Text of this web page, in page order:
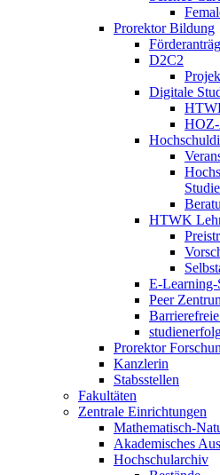
Prorektor Bildung
D2C2
Digitale
HTWK
E-Learning-
Peer
Prorektor
Kanzlerin
Stabsstellen
Fakultäten
Zentrale Einrichtungen
Mathematisch-
Akademisches
Hochschularchiv